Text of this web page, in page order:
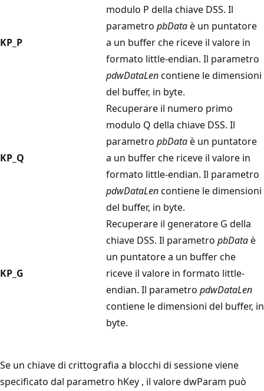
KP_P
modulo P della chiave DSS. Il
parametro pbDataè un puntatore
a un buffer che riceve il valore in
formato little-endian. Il parametro
pdwDataLencontiene le dimensioni
del buffer, in byte.
KP_Q
Recuperare il numero primo
modulo Q della chiave DSS. Il
parametro pbDataè un puntatore
a un buffer che riceve il valore in
formato little-endian. Il parametro
pdwDataLencontiene le dimensioni
del buffer, in byte.
KP_G
Recuperare il generatore G della
chiave DSS. Il parametro pbDataè
un puntatore a un buffer che
riceve il valore in formato little-
endian. Il parametro pdwDataLen
contiene le dimensioni del buffer, in
byte.
Se un chiave di crittografia a blocchi di sessione viene
specificato dal parametro hKey , il valore dwParam può